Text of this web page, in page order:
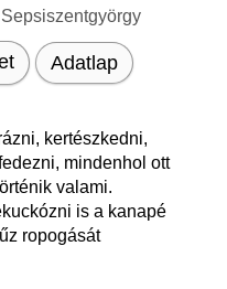
Adatlap
kertészkedni,
mindenhol ott
valami.
is a kanapé
ropogását